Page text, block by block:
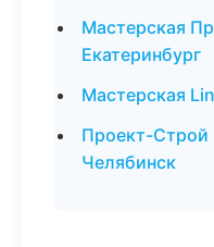
Мастерская
Екатеринбург
Мастерская
Проект-
Челябинск